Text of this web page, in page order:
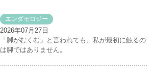
エンダモロジー
2026年07月27日
「脚がむくむ」と言われても、私が最初に触るの
は脚ではありません。